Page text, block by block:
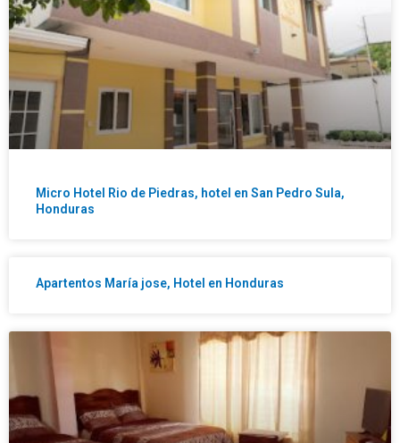
Micro Hotel Rio de Piedras, hotel en San Pedro Sula,
Honduras
Apartentos María jose, Hotel en Honduras